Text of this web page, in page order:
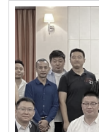
การสนับสนุนงบป
กระทรวงการต่า
จากสาธารณรัฐปร
ระหว่างวันที่ 18
การฝึกอบรมผู้รับ
ต่าง ๆ ในประเทศ